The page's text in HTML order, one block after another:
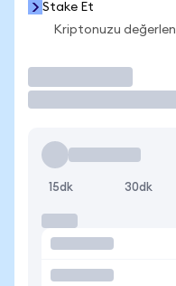
Stake Et
Kriptonuzu
15dk 30dk